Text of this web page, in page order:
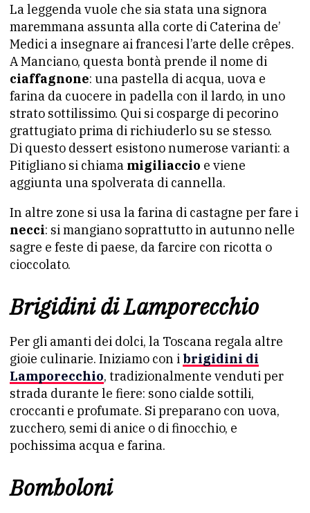
La leggenda vuole che sia stata una signora
maremmana assunta alla corte di Caterina de’
Medici a insegnare ai francesi l’arte delle crêpes.
A Manciano, questa bontà prende il nome di
ciaffagnone: una pastella di acqua, uova e
farina da cuocere in padella con il lardo, in uno
strato sottilissimo. Qui si cosparge di pecorino
grattugiato prima di richiuderlo su se stesso.
Di questo dessert esistono numerose varianti: a
Pitigliano si chiama migiliaccio e viene
aggiunta una spolverata di cannella.
In altre zone si usa la farina di castagne per fare i
necci: si mangiano soprattutto in autunno nelle
sagre e feste di paese, da farcire con ricotta o
cioccolato.
Brigidini di Lamporecchio
Per gli amanti dei dolci, la Toscana regala altre
gioie culinarie. Iniziamo con i brigidini di
Lamporecchio, tradizionalmente venduti per
strada durante le fiere: sono cialde sottili,
croccanti e profumate. Si preparano con uova,
zucchero, semi di anice o di finocchio, e
pochissima acqua e farina.
Bomboloni